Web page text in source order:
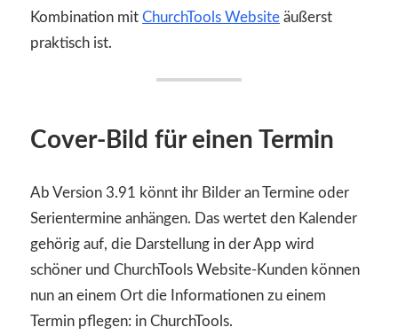
Kombination mit ChurchTools Website äußerst
praktisch ist.
Cover-Bild für einen Termin
Ab Version 3.91 könnt ihr Bilder an Termine oder
Serientermine anhängen. Das wertet den Kalender
gehörig auf, die Darstellung in der App wird
schöner und ChurchTools Website-Kunden können
nun an einem Ort die Informationen zu einem
Termin pflegen: in ChurchTools.